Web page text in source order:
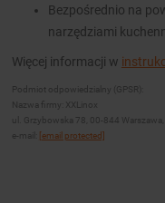
Bezpośrednio na
narzędziami
Więcej informacji w
Podmiot odpowiedzialny (GPSR):
Nazwa firmy: XXLinox
ul. Grzybowska 78, 00-844 Warszawa,
e-mail:
[email protected]